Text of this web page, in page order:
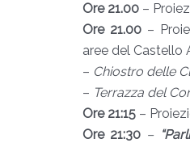
Ore 21.00 –
Ore 21.00 –
aree del Castello
– Chiostro delle
– Terrazza del
Ore 21:15 –
Ore 21:30 –